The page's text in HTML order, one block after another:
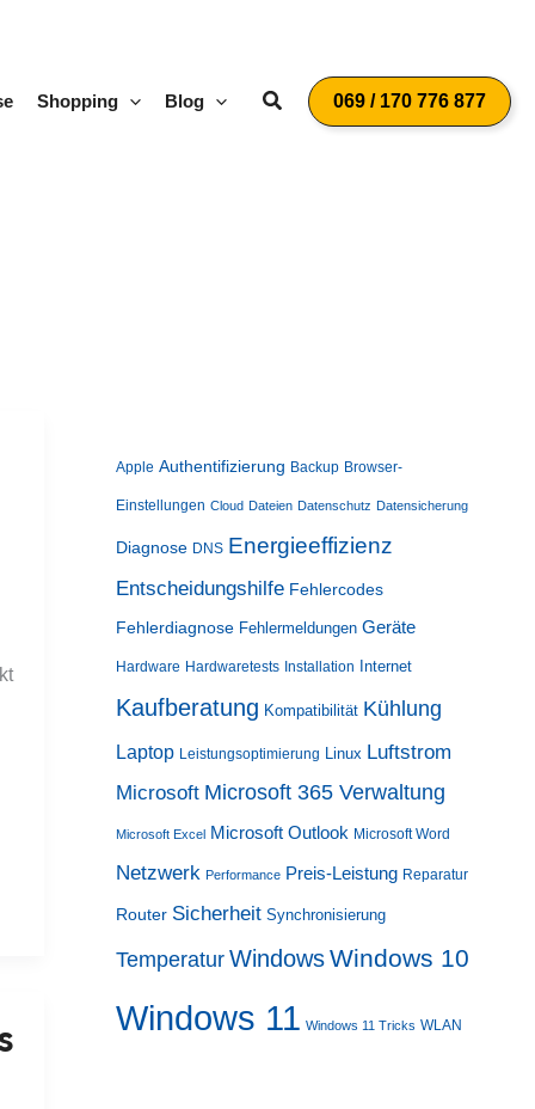
Shopping Blog Suchen069 / 170 776 877
Apple Authentifizierung Backup Browser-
Einstellungen Cloud Dateien Datenschutz Datensicherung
Diagnose DNS Energieeffizienz
Entscheidungshilfe Fehlercodes
Fehlerdiagnose Fehlermeldungen Geräte
Hardware Hardwaretests Installation Internet
Kaufberatung Kompatibilität Kühlung
Laptop Leistungsoptimierung Linux Luftstrom
Microsoft Microsoft 365 Verwaltung
Microsoft Excel Microsoft Outlook Microsoft Word
Netzwerk Performance Preis-Leistung Reparatur
Router Sicherheit Synchronisierung
Temperatur WindowsWindows 10
Windows 11 Windows 11 Tricks WLAN